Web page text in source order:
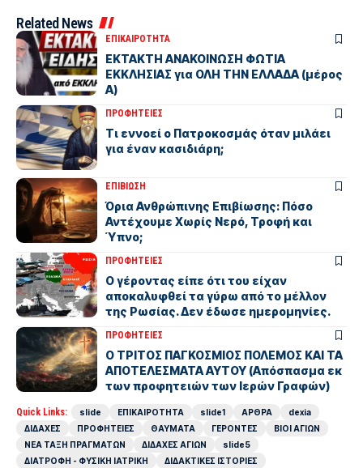
Related News
ΕΠΙΚΑΙΡΟΤΗΤΑ
ΕΚΤΑΚΤΗ ΑΝΑΚΟΙΝΩΣΗ ΦΩΤΙΑ
ΕΚΚΛΗΣΙΑΣ για ΟΛΗ ΤΗΝ ΕΛΛΑΔΑ (μέρος
Α)
ΠΡΟΦΗΤΕΙΕΣ
Τι εννοεί ο Πατροκοσμάς όταν μιλάει
για έναν κασιδιάρη;
ΕΠΙΒΙΩΣΗ
Όρια Ανθρώπινης Επιβίωσης: Πόσο
Αντέχουμε Χωρίς Νερό, Τροφή και
Ύπνο;
ΠΡΟΦΗΤΕΙΕΣ
Ο γέροντας είπε ότι του είχαν
αποκαλυφθεί τα γύρω από το μέλλον
της Ρωσίας. Δεν έδωσε ημερομηνίες.
ΠΡΟΦΗΤΕΙΕΣ
Ο ΤΡΙΤΟΣ ΠΑΓΚΟΣΜΙΟΣ ΠΟΛΕΜΟΣ ΚΑΙ ΤΑ
ΑΠΟΤΕΛΕΣΜΑΤΑ ΑΥΤΟΥ (Απόσπασμα εκ
των προφητειών των Ιερών Γραφών)
Quick Links: slide ΕΠΙΚΑΙΡΟΤΗΤΑ slide1 ΑΡΘΡΑ
dexia
ΔΙΔΑΧΕΣ
ΠΡΟΦΗΤΕΙΕΣ ΘΑΥΜΑΤΑ ΓΕΡΟΝΤΕΣ
ΒΙΟΙ ΑΓΙΩΝ
ΝΕΑ ΤΑΞΗ ΠΡΑΓΜΑΤΩΝ
ΔΙΔΑΧΕΣ ΑΓΙΩΝ
slide5
ΔΙΑΤΡΟΦΗ - ΦΥΣΙΚΗ ΙΑΤΡΙΚΗ
ΔΙΔΑΚΤΙΚΕΣ ΙΣΤΟΡΙΕΣ